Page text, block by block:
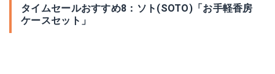
タイムセールおすすめ8：ソト(SOTO)「お手軽香房
ケースセット」